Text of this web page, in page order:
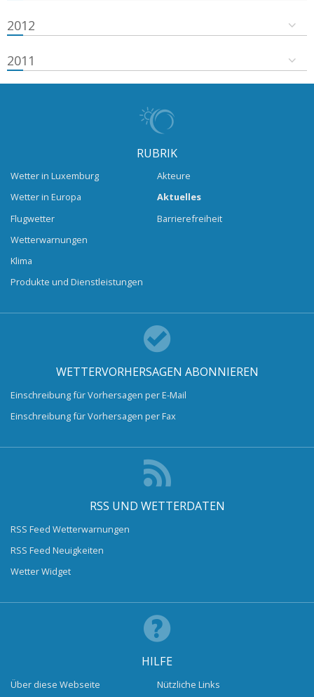
2012
2011
RUBRIK
Wetter in Luxemburg
Wetter in Europa
Flugwetter
Wetterwarnungen
Klima
Produkte und Dienstleistungen
Akteure
Aktuelles
Barrierefreiheit
WETTERVORHERSAGEN ABONNIEREN
Einschreibung für Vorhersagen per E-Mail
Einschreibung für Vorhersagen per Fax
RSS UND WETTERDATEN
RSS Feed Wetterwarnungen
RSS Feed Neuigkeiten
Wetter Widget
HILFE
Über diese Webseite Nützliche Links